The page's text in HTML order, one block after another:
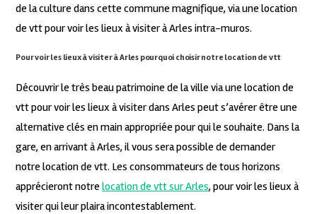
de la culture dans cette commune magnifique, via une location
de vtt pour voir les lieux à visiter à Arles intra-muros.
Pour voir les lieux à visiter à Arles pourquoi choisir notre location de vtt
Découvrir le très beau patrimoine de la ville via une location de
vtt pour voir les lieux à visiter dans Arles peut s’avérer être une
alternative clés en main appropriée pour qui le souhaite. Dans la
gare, en arrivant à Arles, il vous sera possible de demander
notre location de vtt. Les consommateurs de tous horizons
apprécieront notrelocation de vtt sur Arles, pour voir les lieux à
visiter qui leur plaira incontestablement.